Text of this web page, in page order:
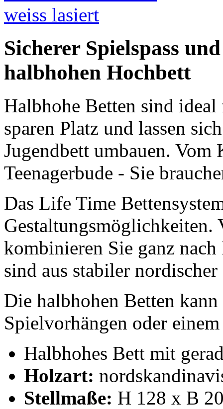
Sicherer Spielspass
halbhohen Hochbett
Halbhohe Betten sind
sparen Platz und lassen
Jugendbett umbauen. Vom
Teenagerbude - Sie
Das Life Time
Gestaltungsmöglichkeiten.
kombinieren Sie ganz
sind aus stabiler
Die halbhohen Betten
Spielvorhängen oder
Halbhohes Bett mit
Holzart:
Stellmaße: H 128 x B